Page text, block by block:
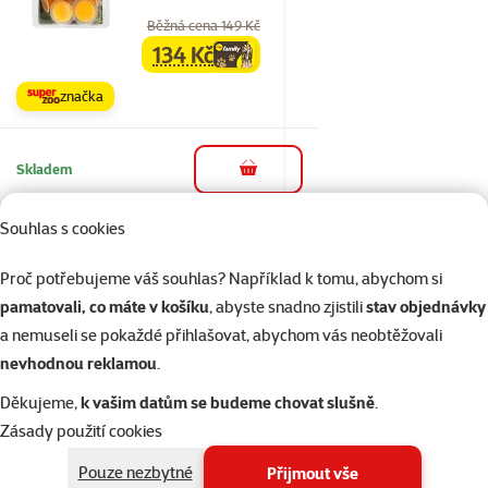
Souhlas s cookies
Proč potřebujeme váš souhlas? Například k tomu, abychom si
pamatovali, co máte v košíku, abyste snadno zjistilistav objednávky
a nemuseli se pokaždé přihlašovat, abychom vás neobtěžovali
nevhodnou reklamou.
Děkujeme,k vašim datům se budeme chovat slušně.
Zásady použití cookies
Pouze nezbytné
Přijmout vše
Běžná cena 149 Kč
familycena
134 Kč
značka
Skladem do košíku
TETRA Tortoise 250ml
Běžná cena 139 Kč
family
124 Kč
Skladem